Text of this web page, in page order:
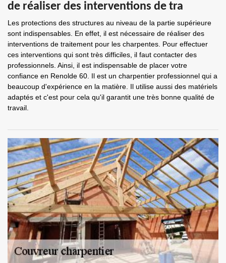
de réaliser des interventions de tra
Les protections des structures au niveau de la partie supérieure
sont indispensables. En effet, il est nécessaire de réaliser des
interventions de traitement pour les charpentes. Pour effectuer
ces interventions qui sont très difficiles, il faut contacter des
professionnels. Ainsi, il est indispensable de placer votre
confiance en Renolde 60. Il est un charpentier professionnel qui a
beaucoup d'expérience en la matière. Il utilise aussi des matériels
adaptés et c'est pour cela qu'il garantit une très bonne qualité de
travail.